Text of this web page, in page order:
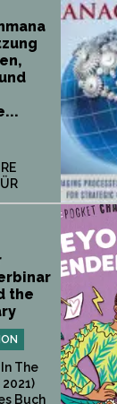
the
The
Buch